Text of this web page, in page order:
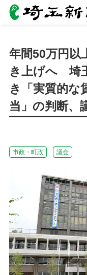
年間50万円以
き上げへ 埼
き「実質的
当」の判断、
市政・町政 議会